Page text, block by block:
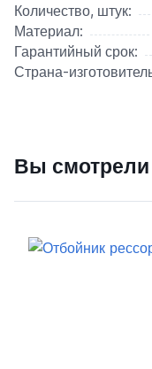
Количество, штук:
Материал:
Гарантийный срок:
Страна-
Вы смотрели